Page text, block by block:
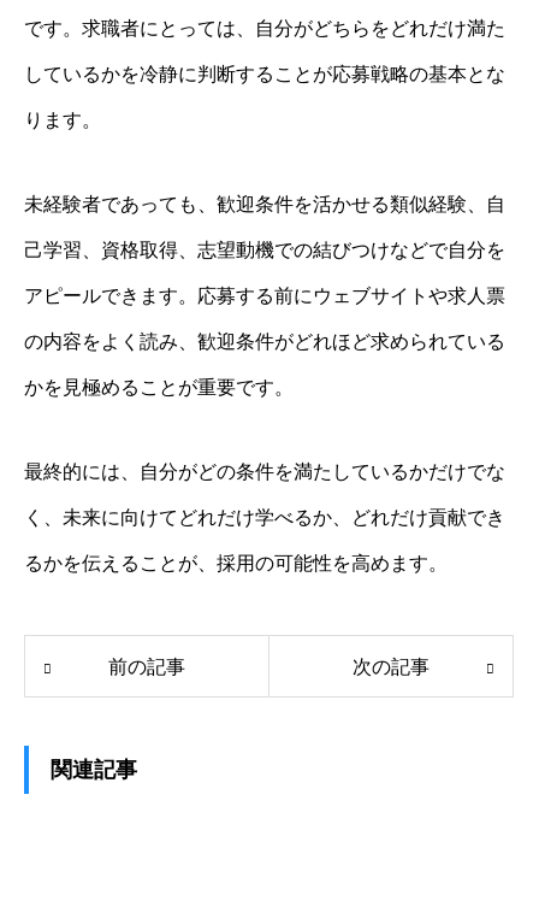
です。求職者にとっては、自分がどちらをどれだけ満た
しているかを冷静に判断することが応募戦略の基本とな
ります。
未経験者であっても、歓迎条件を活かせる類似経験、自
己学習、資格取得、志望動機での結びつけなどで自分を
アピールできます。応募する前にウェブサイトや求人票
の内容をよく読み、歓迎条件がどれほど求められている
かを見極めることが重要です。
最終的には、自分がどの条件を満たしているかだけでな
く、未来に向けてどれだけ学べるか、どれだけ貢献でき
るかを伝えることが、採用の可能性を高めます。
前の記事 次の記事
関連記事